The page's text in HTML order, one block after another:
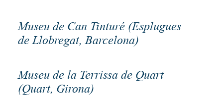
Museu de Can Tinturé (Esplugues
de Llobregat, Barcelona)
Museu de la Terrissa de Quart
(Quart, Girona)